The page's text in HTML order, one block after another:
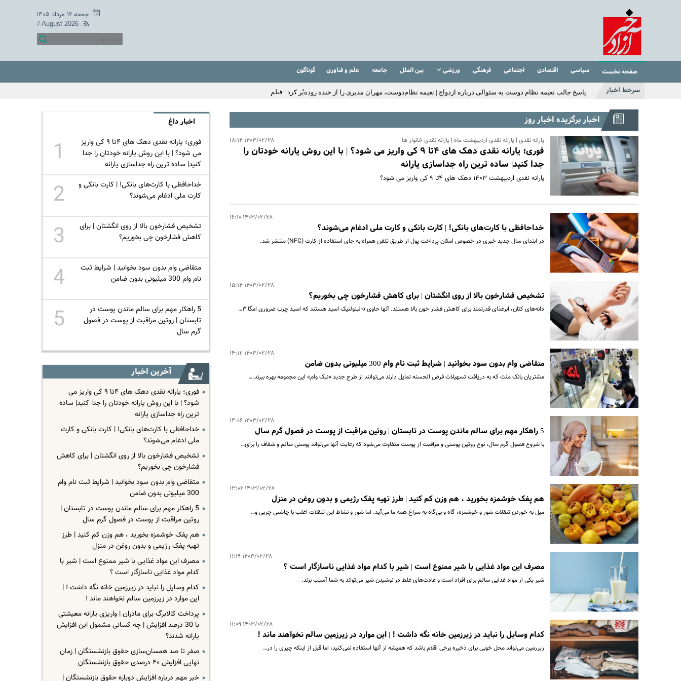
جمعه ۱۶ مرداد ۱۴۰۵
7 August 2026
صفحه نخست سیاسی اقتصادی اجتماعی فرهنگی ورزشی بین الملل جامعه علم و فناوری گوناگون
سرخط اخبار پاسخ جالب نعیمه نظام دوست به سئوالی درباره ازدواج | نعیمه نظام‌دوست، مهران مدیری را از خنده روده‌بُر کرد +فیلم
بهاره رهنما رفت آمریکا | سوژه شدن استایل جنجالی بهاره رهنما در آمریکا +عکس
میزان مبلغ جدید افزایش حقوق بازنشستگان تامین اجتماعی | افزایش حقوق بازنشستگان در دو سطح و مبلغ متفاوت + جزییات
اگر زیاد می خوابید حتما بخوانید | ۱۱ بلای مرگبار خواب زیاد که شما از آن بی‌خبر بودید
اخبار برگزیده اخبار روز
۱۴۰۳/۰۲/۲۸ ۱۸:۱۴ یارانه نقدی | یارانه نقدی اردیبهشت ماه | یارانه نقدی خانوار ها
فوری؛ یارانه نقدی دهک های ۴تا ۹ کی واریز می شود؟ | با این روش یارانه خودتان را
جدا کنید| ساده ترین راه جداسازی یارانه
یارانه نقدی اردیبهشت ۱۴۰۳ دهک های ۴تا ۹ کی واریز می شود؟
۱۴۰۳/۰۲/۲۸ ۱۶:۱۰
خداحافظی با کارت‌های بانکی! | کارت بانکی و کارت ملی ادغام می‌شوند؟
در ابتدای سال جدید خبری در خصوص امکان پرداخت پول از طریق تلفن همراه به جای استفاده از کارت (NFC) منتشر شد.
۱۴۰۳/۰۲/۲۸ ۱۵:۱۴
تشخیص فشارخون بالا از روی انگشتان | برای کاهش فشارخون چی بخوریم؟
دانه‌های کتان، ابرغذای قدرتمند برای کاهش فشار خون بالا هستند. آنها حاوی α-لینولنیک اسید هستند که اسید چرب ضروری امگا ۳…
۱۴۰۳/۰۲/۲۸ ۱۴:۱۲
متقاضی وام بدون سود بخوانید | شرایط ثبت نام وام 300 میلیونی بدون ضامن
مشتریان بانک ملت که به دریافت تسهیلات قرض الحسنه تمایل دارند می‌توانند از طرح جدید «نیک وام» این مجمومه بهره ببرند.…
۱۴۰۳/۰۲/۲۸ ۱۴:۰۶
5 راهکار مهم برای سالم ماندن پوست در تابستان | روتین مراقبت از پوست در فصول گرم سال
با شروع فصول گرم سال، نوع روتین پوستی و مراقبت از پوست متفاوت می‌شود که رعایت آنها می‌تواند پوستی سالم و شفاف را برای…
۱۴۰۳/۰۲/۲۸ ۱۳:۰۶
هم پفک خوشمزه بخورید ، هم وزن کم کنید | طرز تهیه پفک رژیمی و بدون روغن در منزل
میل به خوردن تنقلات شور و خوشمزه، گاه و بی‌گاه به سراغ همه ما می‌آید. اما شور و نشاط این تنقلات اغلب با چاشنی چربی و…
۱۴۰۳/۰۲/۲۸ ۱۱:۱۹
مصرف این مواد غذایی با شیر ممنوع است | شیر با کدام مواد غذایی ناسازگار است ؟
شیر یکی از مواد غذایی سالم برای افراد است و عادت‌های غلط در نوشیدن شیر می‌تواند به شما آسیب بزند.
۱۴۰۳/۰۲/۲۸ ۱۱:۰۹
کدام وسایل را نباید در زیرزمین خانه‌ نگه داشت ! | این موارد در زیرزمین سالم نخواهند ماند !
زیرزمین می‌تواند محل خوبی برای ذخیره برخی اقلام باشد که همیشه از آنها استفاده نمی‌کنید، اما قبل از اینکه چیزی را در…
اخبار داغ
فوری؛ یارانه نقدی دهک های ۴تا ۹ کی واریز
می شود؟ | با این روش یارانه خودتان را جدا
کنید| ساده ترین راه جداسازی یارانه
1
خداحافظی با کارت‌های بانکی! | کارت بانکی و
کارت ملی ادغام می‌شوند؟
2
تشخیص فشارخون بالا از روی انگشتان | برای
کاهش فشارخون چی بخوریم؟
3
متقاضی وام بدون سود بخوانید | شرایط ثبت
نام وام 300 میلیونی بدون ضامن
4
5 راهکار مهم برای سالم ماندن پوست در
تابستان | روتین مراقبت از پوست در فصول
گرم سال
5
آخرین اخبار
فوری؛ یارانه نقدی دهک های ۴تا ۹ کی واریز می
شود؟ | با این روش یارانه خودتان را جدا کنید| ساده
ترین راه جداسازی یارانه
خداحافظی با کارت‌های بانکی! | کارت بانکی و کارت
ملی ادغام می‌شوند؟
تشخیص فشارخون بالا از روی انگشتان | برای کاهش
فشارخون چی بخوریم؟
متقاضی وام بدون سود بخوانید | شرایط ثبت نام وام
300 میلیونی بدون ضامن
5 راهکار مهم برای سالم ماندن پوست در تابستان |
روتین مراقبت از پوست در فصول گرم سال
هم پفک خوشمزه بخورید ، هم وزن کم کنید | طرز
تهیه پفک رژیمی و بدون روغن در منزل
مصرف این مواد غذایی با شیر ممنوع است | شیر با
کدام مواد غذایی ناسازگار است ؟
کدام وسایل را نباید در زیرزمین خانه‌ نگه داشت ! |
این موارد در زیرزمین سالم نخواهند ماند !
پرداخت کالابرگ برای مادران | واریزی یارانه معیشتی
با 30 درصد افزایش | چه کسانی مشمول این افزایش
یارانه شدند؟
صفر تا صد همسان‌سازی حقوق بازنشستگان | زمان
نهایی افزایش ۴۰ درصدی حقوق بازنشستگان
خبر مهم درباره افزایش دوباره حقوق بازنشستگان |